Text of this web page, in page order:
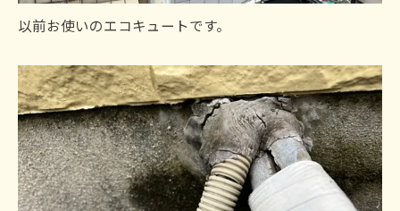
以前お使いのエコキュートです。